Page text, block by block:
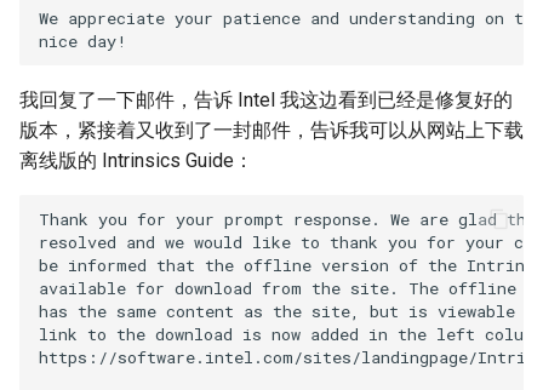
We appreciate your patience and understanding on
我回复了一下邮件，告诉 Intel 我这边看到已经是修复好的
版本，紧接着又收到了一封邮件，告诉我可以从网站上下载
离线版的 Intrinsics Guide：
Thank you for your prompt response. We are glad
resolved and we would like to thank you for your
be informed that the offline version of the
available for download from the site. The offline
has the same content as the site, but is viewable
link to the download is now added in the left
https://software.intel.com/sites/landingpage/